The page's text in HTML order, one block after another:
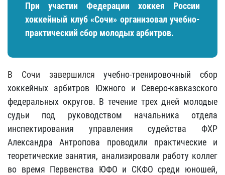
При участии Федерации хоккея России
хоккейный клуб «Сочи» организовал учебно-
практический сбор молодых арбитров.
В Сочи завершилсяучебно-тренировочный сбор
хоккейных арбитров Южного и Северо-кавказского
федеральных округов. В течение трех дней молодые
судьи под руководством начальника отдела
инспектирования управления судейства ФХР
Александра Антропова проводили практические и
теоретические занятия, анализировали работу коллег
во время Первенства ЮФО и СКФО среди юношей,